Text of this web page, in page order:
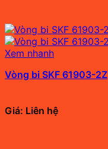
Xem nhanh
Vòng bi SKF 61903-2Z
Giá: Liên hệ